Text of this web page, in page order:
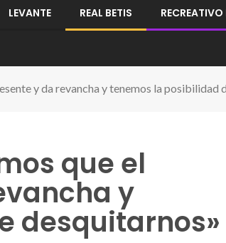
LEVANTE REAL BETIS
y da revancha y tenemos la posibilidad
que el
y
desquitarnos»
prensa previa al partido frente a la UE